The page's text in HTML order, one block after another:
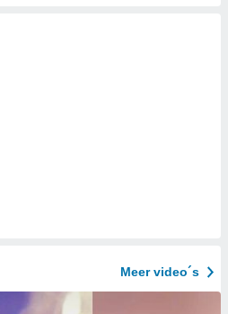
Meer video´s